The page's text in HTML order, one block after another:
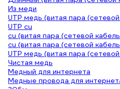
Из меди
UTP медь (витая пара
UTP cu
cu (витая пара (сетевой
cu (витая пара (сетевой
UTP медь (витая пара
Чистая медь
Медный для интернета
Медные провода для